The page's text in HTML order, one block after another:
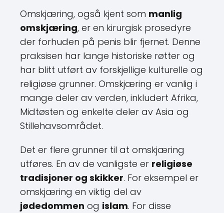
Omskjæring, også kjent som manlig
omskjæring, er en kirurgisk prosedyre
der forhuden på penis blir fjernet. Denne
praksisen har lange historiske røtter og
har blitt utført av forskjellige kulturelle og
religiøse grunner. Omskjæring er vanlig i
mange deler av verden, inkludert Afrika,
Midtøsten og enkelte deler av Asia og
Stillehavsområdet.
Det er flere grunner til at omskjæring
utføres. En av de vanligste er religiøse
tradisjoner og skikker. For eksempel er
omskjæring en viktig del av
jødedommen og islam. For disse